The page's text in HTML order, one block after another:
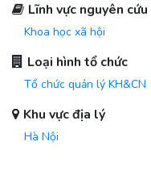
Lĩnh vực nguyên cứu
Khoa học xã hội
Loại hình tổ chức
Tổ chức quản lý KH&CN
Khu vực địa lý
Hà Nội